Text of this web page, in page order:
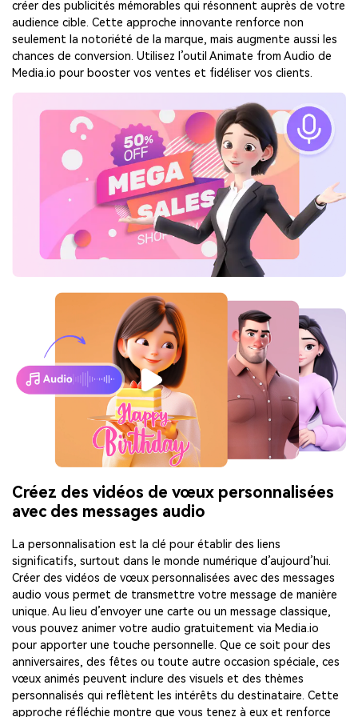
créer des publicités mémorables qui résonnent auprès de votre
audience cible. Cette approche innovante renforce non
seulement la notoriété de la marque, mais augmente aussi les
chances de conversion. Utilisez l’outil Animate from Audio de
Media.io pour booster vos ventes et fidéliser vos clients.
Créez des vidéos de vœux personnalisées
avec des messages audio
La personnalisation est la clé pour établir des liens
significatifs, surtout dans le monde numérique d’aujourd’hui.
Créer des vidéos de vœux personnalisées avec des messages
audio vous permet de transmettre votre message de manière
unique. Au lieu d’envoyer une carte ou un message classique,
vous pouvez animer votre audio gratuitement via Media.io
pour apporter une touche personnelle. Que ce soit pour des
anniversaires, des fêtes ou toute autre occasion spéciale, ces
vœux animés peuvent inclure des visuels et des thèmes
personnalisés qui reflètent les intérêts du destinataire. Cette
approche réfléchie montre que vous tenez à eux et renforce